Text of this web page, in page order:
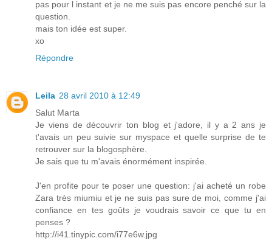
pas pour l instant et je ne me suis pas encore penché sur la
question.
mais ton idée est super.
xo
Répondre
Leila 28 avril 2010 à 12:49
Salut Marta
Je viens de découvrir ton blog et j'adore, il y a 2 ans je
t'avais un peu suivie sur myspace et quelle surprise de te
retrouver sur la blogosphère.
Je sais que tu m'avais énormément inspirée.
J'en profite pour te poser une question: j'ai acheté un robe
Zara très miumiu et je ne suis pas sure de moi, comme j'ai
confiance en tes goûts je voudrais savoir ce que tu en
penses ?
http://i41.tinypic.com/i77e6w.jpg